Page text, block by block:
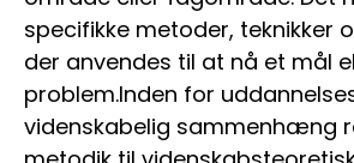
specifikke metoder, teknikker
der anvendes til at nå et mål
problem.Inden for
videnskabelig sammenhæng